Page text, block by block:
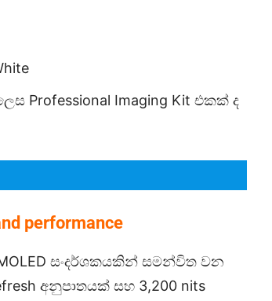
Professional Imaging Kit එකක් ද
performance
සංදර්ශකයකින් සමන්විත වන
අනුපාතයක් සහ 3,200 nits